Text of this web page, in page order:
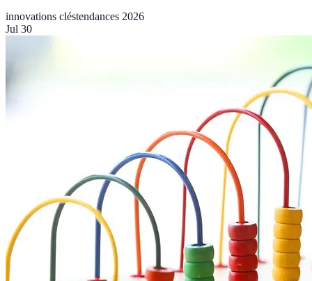
innovations cléstendances 2026
Jul 30